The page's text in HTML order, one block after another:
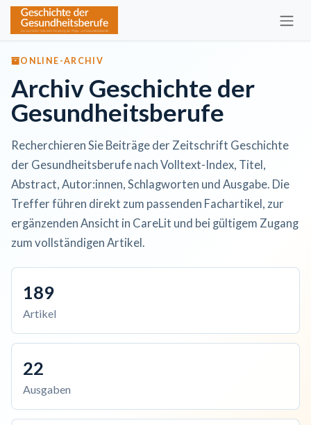
Zum Inhalt springen
ONLINE-ARCHIV
Archiv Geschichte der
Gesundheitsberufe
Recherchieren Sie Beiträge der Zeitschrift Geschichte
der Gesundheitsberufe nach Volltext-Index, Titel,
Abstract, Autor:innen, Schlagworten und Ausgabe. Die
Treffer führen direkt zum passenden Fachartikel, zur
ergänzenden Ansicht in CareLit und bei gültigem Zugang
zum vollständigen Artikel.
189
Artikel
22
Ausgaben